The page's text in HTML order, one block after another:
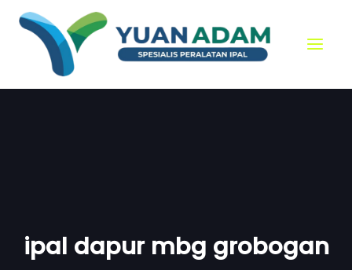
content
ipal dapur mbg grobogan